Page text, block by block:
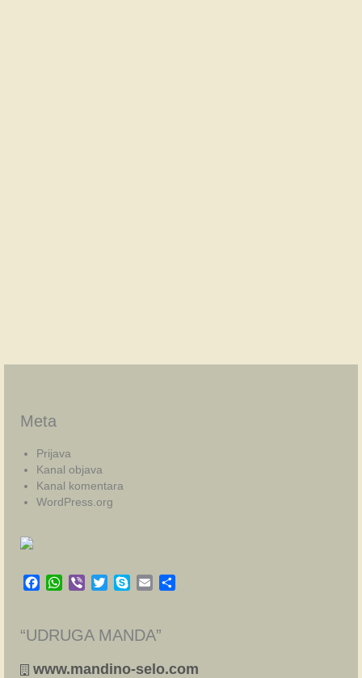
Meta
Prijava
Kanal objava
Kanal komentara
WordPress.org
Facebook
WhatsApp
Viber TwitterSkypeEmail
“UDRUGA MANDA”
www.mandino-selo.com